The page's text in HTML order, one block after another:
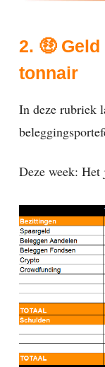
2. 🤑
tonnair
In deze rubriek
Deze week: